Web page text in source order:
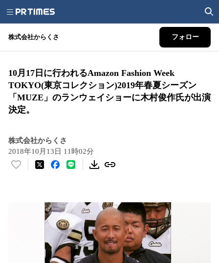
株式会社からくさ フォロー
10月17日に行われるAmazon Fashion Week
TOKYO(東京コレクション)2019年春夏シーズン
「MUZE」のランウェイショーに木村俊作氏が出演
決定。
株式会社からくさ
2018年10月13日 11時02分
い